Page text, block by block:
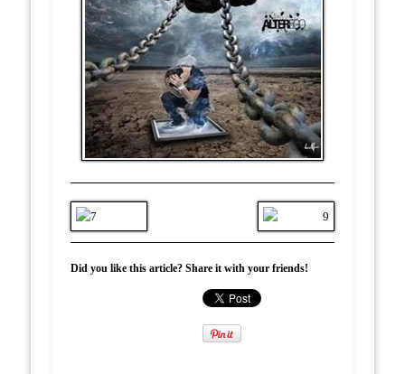
Did you like this article? Share it with your friends!